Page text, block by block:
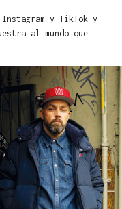
Instagram y TikTok y
al mundo que